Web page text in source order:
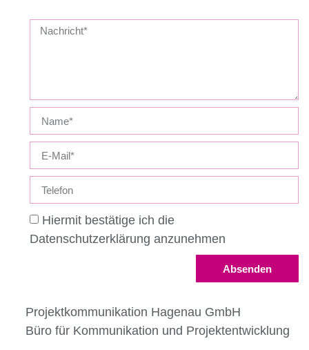
Hiermit bestätige ich die
Datenschutzerklärung anzunehmen
Absenden
Projektkommunikation Hagenau GmbH
Büro für Kommunikation und Projektentwicklung